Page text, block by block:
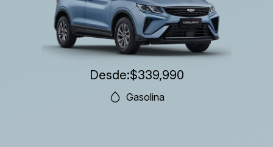
Desde:$339,990
Gasolina